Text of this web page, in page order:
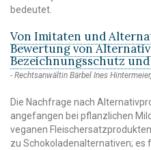
bedeutet.
Von Imitaten und
Bewertung von
Bezeichnungsschutz
Rechtsanwältin Bärbel Ines
Die Nachfrage nach
angefangen bei pflanzlichen
veganen
zu Schokoladenalternativen; es